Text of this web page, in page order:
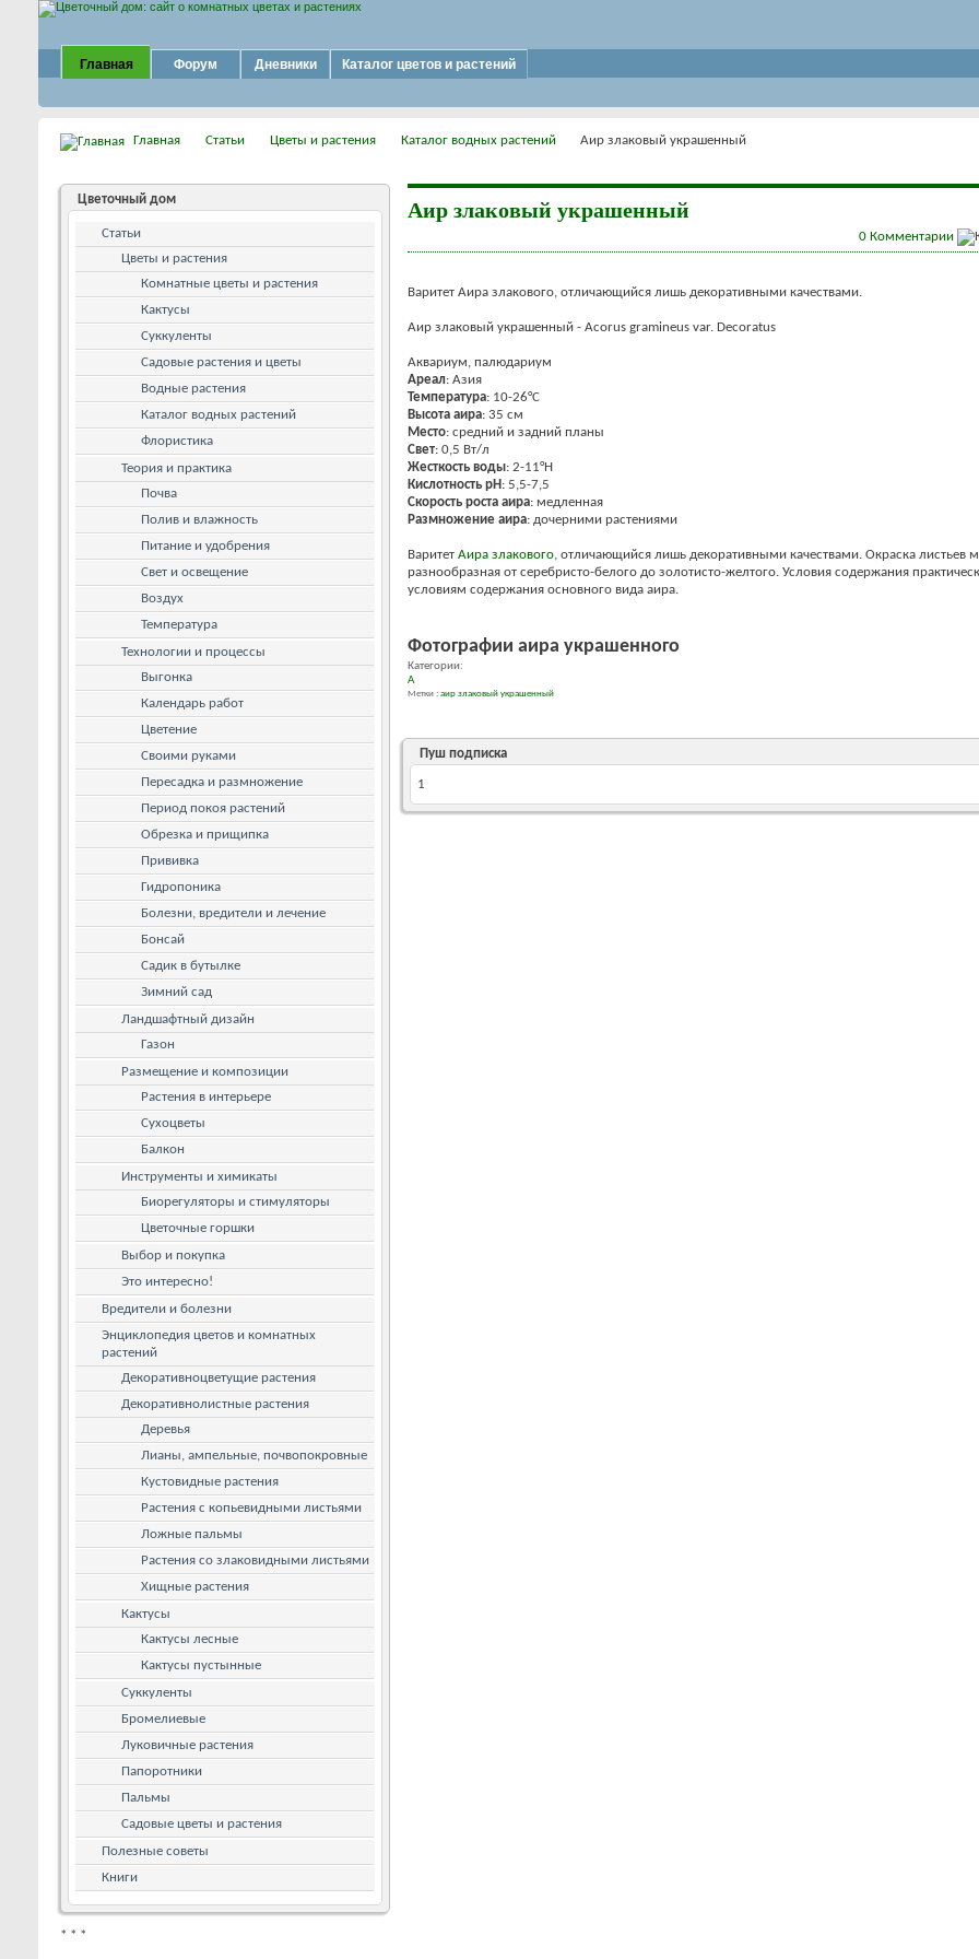
Главная Форум Дневники Каталог цветов и растений
Главная Статьи Цветы и растения Каталог водных растений Аир злаковый украшенный
Аир злаковый украшенный
0 Комментарии
Варитет Аира злакового, отличающийся лишь декоративными качествами.
Аир злаковый украшенный - Acorus gramineus var. Decoratus
Аквариум, палюдариум
Ареал: Азия
Температура: 10-26°С
Высота аира: 35 см
Место: средний и задний планы
Свет: 0,5 Вт/л
Жесткость воды: 2-11°Н
Кислотность рН : 5,5-7,5
Скорость роста аира: медленная
Размножение аира: дочерними растениями
Варитет Аира злакового, отличающийся лишь декоративными качествами. Окраска листьев
разнообразная от серебристо-белого до золотисто-желтого. Условия содержания
условиям содержания основного вида аира.
Фотографии аира украшенного
Категории:
А
Метки : аир злаковый украшенный
Пуш подписка
1
Цветочный дом
Статьи
Цветы и растения
Комнатные цветы и растения
Кактусы
Суккуленты
Садовые растения и цветы
Водные растения
Каталог водных растений
Флористика
Теория и практика
Почва
Полив и влажность
Питание и удобрения
Свет и освещение
Воздух
Температура
Технологии и процессы
Выгонка
Календарь работ
Цветение
Своими руками
Пересадка и размножение
Период покоя растений
Обрезка и прищипка
Прививка
Гидропоника
Болезни, вредители и лечение
Бонсай
Садик в бутылке
Зимний сад
Ландшафтный дизайн
Газон
Размещение и композиции
Растения в интерьере
Сухоцветы
Балкон
Инструменты и химикаты
Биорегуляторы и стимуляторы
Цветочные горшки
Выбор и покупка
Это интересно!
Вредители и болезни
Энциклопедия цветов и комнатных
растений
Декоративноцветущие растения
Декоративнолистные растения
Деревья
Лианы, ампельные, почвопокровные
Кустовидные растения
Растения с копьевидными листьями
Ложные пальмы
Растения со злаковидными листьями
Хищные растения
Кактусы
Кактусы лесные
Кактусы пустынные
Суккуленты
Бромелиевые
Луковичные растения
Папоротники
Пальмы
Садовые цветы и растения
Полезные советы
Книги
* * *